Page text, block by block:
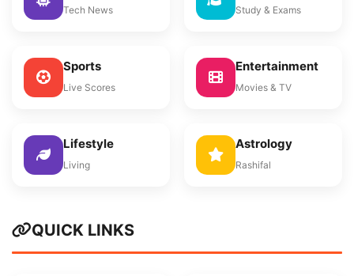
Tech News Study & Exams
Sports
Live Scores
Entertainment
Movies & TV
Lifestyle
Living
Astrology
Rashifal
QUICK LINKS